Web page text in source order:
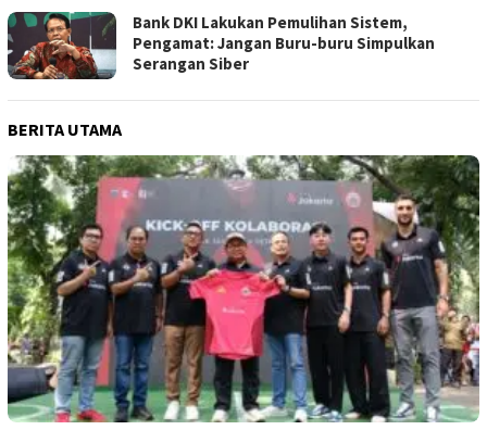
Bank DKI Lakukan Pemulihan Sistem,
Pengamat: Jangan Buru-buru Simpulkan
Serangan Siber
BERITA UTAMA